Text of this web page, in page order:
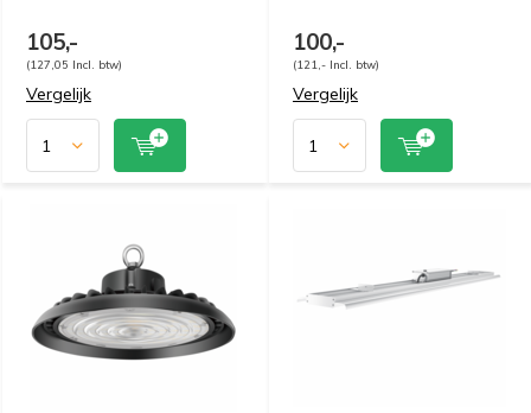
105,-
(127,05 Incl. btw)
Vergelijk
100,-
(121,- Incl. btw)
Vergelijk